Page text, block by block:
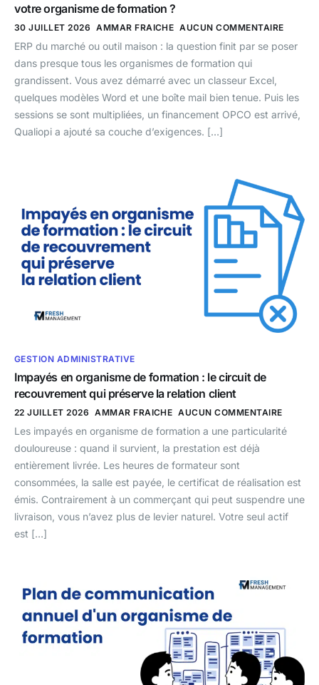
votre organisme de formation ?
30 JUILLET 2026 AMMAR FRAICHE AUCUN COMMENTAIRE
ERP du marché ou outil maison : la question finit par se poser
dans presque tous les organismes de formation qui
grandissent. Vous avez démarré avec un classeur Excel,
quelques modèles Word et une boîte mail bien tenue. Puis les
sessions se sont multipliées, un financement OPCO est arrivé,
Qualiopi a ajouté sa couche d’exigences. […]
GESTION ADMINISTRATIVE
Impayés en organisme de formation : le circuit de
recouvrement qui préserve la relation client
22 JUILLET 2026 AMMAR FRAICHE AUCUN COMMENTAIRE
Les impayés en organisme de formation a une particularité
douloureuse : quand il survient, la prestation est déjà
entièrement livrée. Les heures de formateur sont
consommées, la salle est payée, le certificat de réalisation est
émis. Contrairement à un commerçant qui peut suspendre une
livraison, vous n’avez plus de levier naturel. Votre seul actif
est […]